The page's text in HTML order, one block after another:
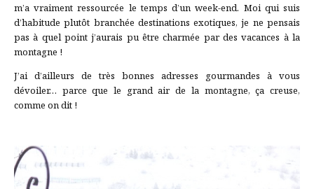
m’a vraiment ressourcée le temps d’un week-end. Moi qui suis
d’habitude plutôt branchée destinations exotiques, je ne pensais
pas à quel point j’aurais pu être charmée par des vacances à la
montagne !
J’ai d’ailleurs de très bonnes adresses gourmandes à vous
dévoiler… parce que le grand air de la montagne, ça creuse,
comme on dit !